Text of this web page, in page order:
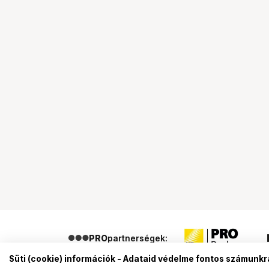
PROpartnerségek:
Süti (cookie) információk - Adataid védelme fontos